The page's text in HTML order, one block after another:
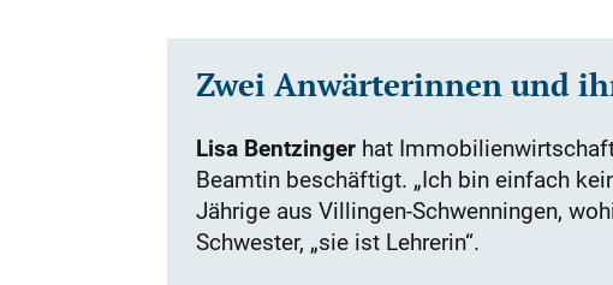
Zwei Anwärterinnen und
Lisa Bentzinger hat
Beamtin beschäftigt. „Ich bin einfach
Jährige aus Villingen-Schwenningen,
Schwester, „sie ist Lehrerin“.